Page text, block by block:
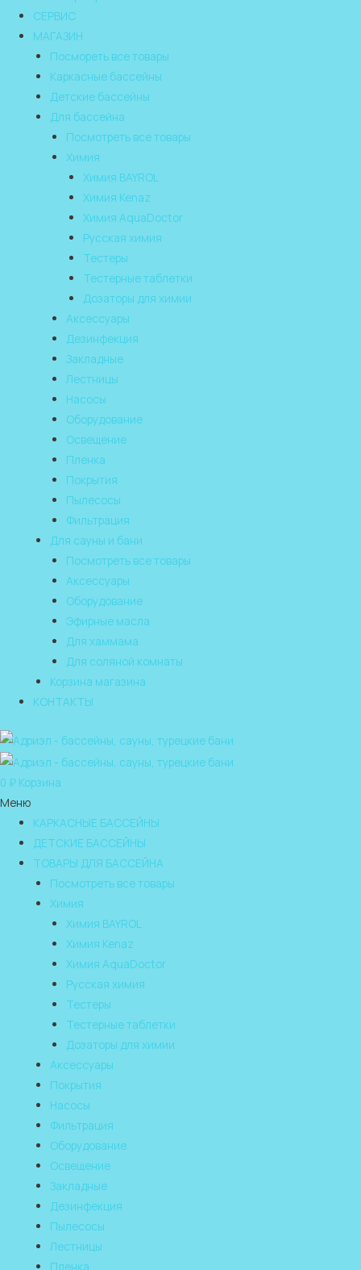
СЕРВИС
МАГАЗИН
Посмореть все товары
Каркасные бассейны
Детские бассейны
Для бассейна
Посмотреть все товары
Химия
Химия BAYROL
Химия Kenaz
Химия AquaDoctor
Русская химия
Тестеры
Тестерные таблетки
Дозаторы для химии
Аксессуары
Дезинфекция
Закладные
Лестницы
Насосы
Оборудование
Освещение
Пленка
Покрытия
Пылесосы
Фильтрация
Для сауны и бани
Посмотреть все товары
Аксессуары
Оборудование
Эфирные масла
Для хаммама
Для соляной комнаты
Корзина магазина
КОНТАКТЫ
0 ₽ Корзина
Меню
КАРКАСНЫЕ БАССЕЙНЫ
ДЕТСКИЕ БАССЕЙНЫ
ТОВАРЫ ДЛЯ БАССЕЙНА
Посмотреть все товары
Химия
Химия BAYROL
Химия Kenaz
Химия AquaDoctor
Русская химия
Тестеры
Тестерные таблетки
Дозаторы для химии
Аксессуары
Покрытия
Насосы
Фильтрация
Оборудование
Освещение
Закладные
Дезинфекция
Пылесосы
Лестницы
Пленка